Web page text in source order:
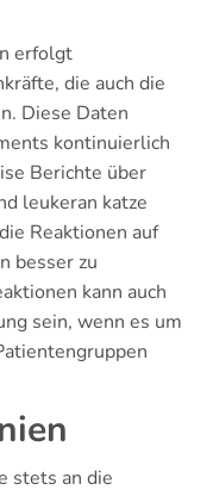
erfolgt
die auch die
Diese Daten
kontinuierlich
Berichte über
leukeran katze
Reaktionen auf
besser zu
kann auch
sein, wenn es um
stets an die